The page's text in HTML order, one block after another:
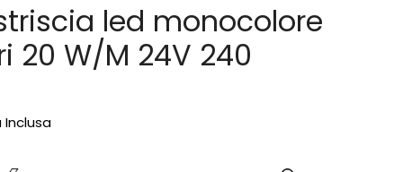
led monocolore
20 W/M 24V 240
Inclusa